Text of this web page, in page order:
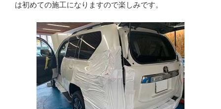
は初めての施工になりますので楽しみです。